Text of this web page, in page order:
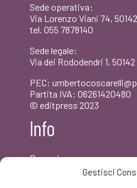
Gestisci
Sede operativa:
Via Lorenzo Viani 74,
tel. 055 7878140
Sede legale:
Via dei Rododendri 1,
PEC:
Partita IVA: 06261420480
© editpress 2023
Info
Dove siamo